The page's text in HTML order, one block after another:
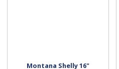
Montana Shelly 16"